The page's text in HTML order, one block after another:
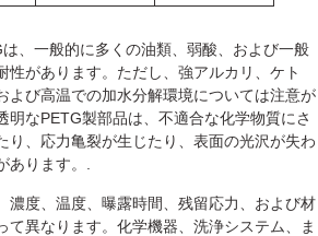
、一般的に多くの油類、弱酸、および一般
性があります。ただし、強アルカリ、ケト
よび高温での加水分解環境については注意が
明なPETG製部品は、不適合な化学物質にさ
り、応力亀裂が生じたり、表面の光沢が失わ
あります。.
濃度、温度、曝露時間、残留応力、および材
て異なります。化学機器、洗浄システム、ま